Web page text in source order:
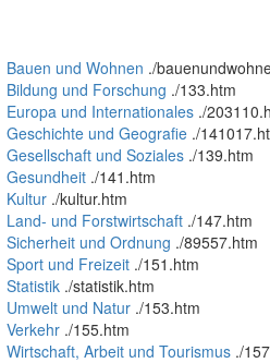
Bauen und Wohnen ./
Bildung und Forschung ./133.htm
Europa und Internationales ./
Geschichte und Geografie ./
Gesellschaft und Soziales ./139.htm
Gesundheit ./141.htm
Kultur ./kultur.htm
Land- und Forstwirtschaft ./147.htm
Sicherheit und Ordnung ./89557.htm
Sport und Freizeit ./151.htm
Statistik ./statistik.htm
Umwelt und Natur ./153.htm
Verkehr ./155.htm
Wirtschaft, Arbeit und Tourismus ./